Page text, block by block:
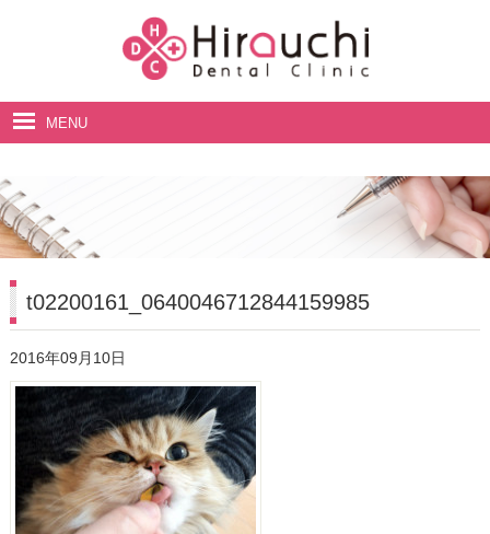
MENU
料金表
t02200161_0640046712844159985
2016年09月10日